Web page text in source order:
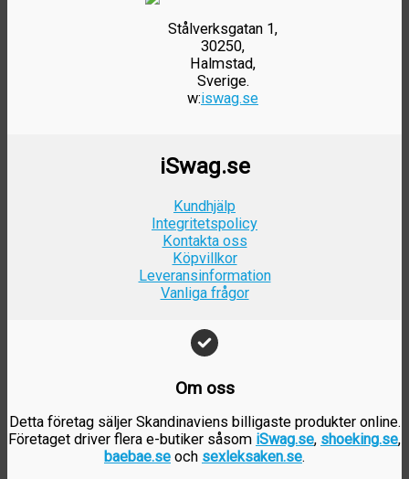
Stålverksgatan 1,
30250,
Halmstad,
Sverige.
w:iswag.se
iSwag.se
Kundhjälp
Integritetspolicy
Kontakta oss
Köpvillkor
Leveransinformation
Vanliga frågor
Om oss
Detta företag säljer Skandinaviens billigaste produkter online.
Företaget driver flera e-butiker såsom iSwag.se, shoeking.se,
baebae.se och sexleksaken.se.